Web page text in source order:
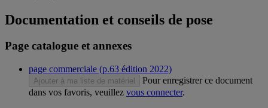
Documentation et conseils de pose
Page catalogue et annexes
page commerciale (p.63 édition 2022)
Ajouter à ma liste de matériel
Pour enregistrer ce document
dans vos favoris, veuillez vous connecter.